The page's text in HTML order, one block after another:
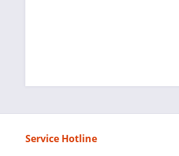
Service Hotline